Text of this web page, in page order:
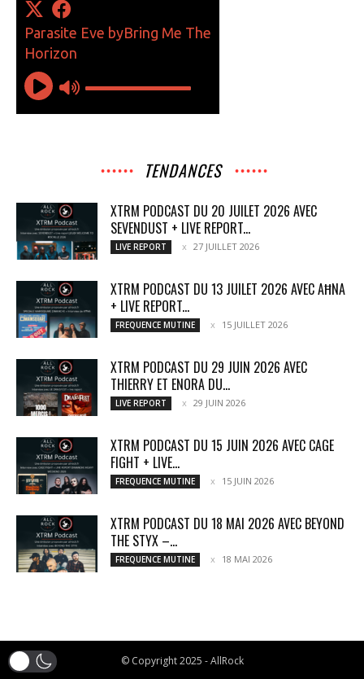
TENDANCES
XTRM PODCAST DU 20 JUILET 2026 AVEC
SEVENDUST + LIVE REPORT...
LIVE REPORT 27 JUILLET 2026
XTRM PODCAST DU 13 JUILET 2026 AVEC AĦNA
+ LIVE REPORT...
FREQUENCE MUTINE 15 JUILLET 2026
XTRM PODCAST DU 29 JUIN 2026 AVEC
THIERRY ET ENORA DU...
LIVE REPORT 29 JUIN 2026
XTRM PODCAST DU 15 JUIN 2026 AVEC CAGE
FIGHT + LIVE...
FREQUENCE MUTINE 15 JUIN 2026
XTRM PODCAST DU 18 MAI 2026 AVEC BEYOND
THE STYX –...
FREQUENCE MUTINE 18 MAI 2026
© Copyright 2025 - AllRock